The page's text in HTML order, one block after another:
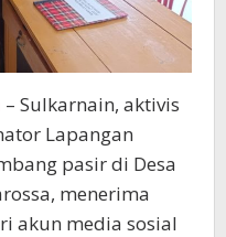
– Sulkarnain, aktivis
Lapangan
pasir di Desa
menerima
akun media sosial